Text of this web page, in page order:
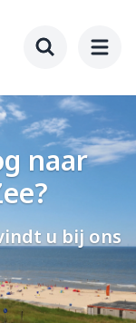
naar
u bij ons